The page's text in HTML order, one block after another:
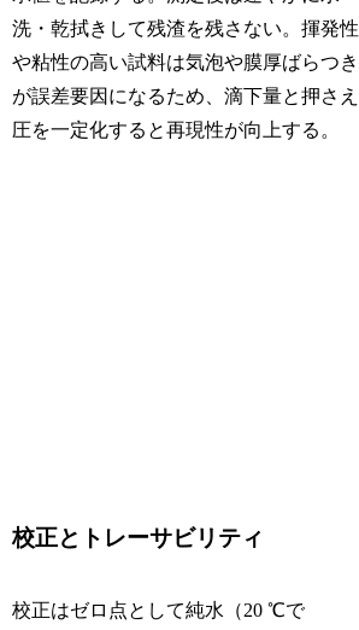
洗・乾拭きして残渣を残さない。揮発性
や粘性の高い試料は気泡や膜厚ばらつき
が誤差要因になるため、滴下量と押さえ
圧を一定化すると再現性が向上する。
校正とトレーサビリティ
校正はゼロ点として純水（20 ℃で